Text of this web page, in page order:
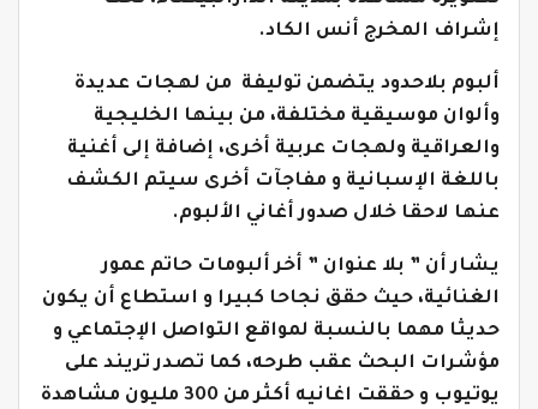
إشراف المخرج أنس الكاد.
ألبوم بلاحدود يتضمن توليفة من لهجات عديدة
وألوان موسيقية مختلفة، من بينها الخليجية
والعراقية ولهجات عربية أخرى، إضافة إلى أغنية
باللغة الإسبانية و مفاجآت أخرى سيتم الكشف
عنها لاحقا خلال صدور أغاني الألبوم.
يشار أن ” بلا عنوان ” أخر ألبومات حاتم عمور
الغنائية، حيث حقق نجاحا كبيرا و استطاع أن يكون
حديثا مهما بالنسبة لمواقع التواصل الإجتماعي و
مؤشرات البحث عقب طرحه، كما تصدر تريند على
يوتيوب و حققت اغانيه أكثر من 300 مليون مشاهدة